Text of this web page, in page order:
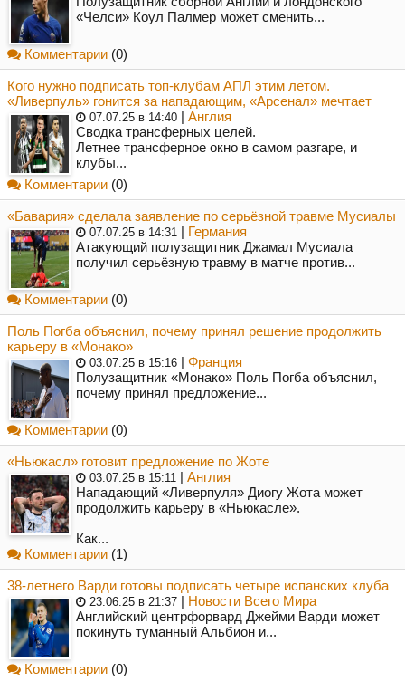
«Челси» Коул Палмер может сменить...
Комментарии (0)
Кого нужно подписать топ-клубам АПЛ этим летом.
«Ливерпуль» гонится за нападающим, «Арсенал» мечтает
07.07.25 в 14:40 | Англия
Сводка трансферных целей.
Летнее трансферное окно в самом разгаре, и
клубы...
Комментарии (0)
«Бавария» сделала заявление по серьёзной травме Мусиалы
07.07.25 в 14:31 | Германия
Атакующий полузащитник Джамал Мусиала
получил серьёзную травму в матче против...
Комментарии (0)
Поль Погба объяснил, почему принял решение продолжить
карьеру в «Монако»
03.07.25 в 15:16 | Франция
Полузащитник «Монако» Поль Погба объяснил,
почему принял предложение...
Комментарии (0)
«Ньюкасл» готовит предложение по Жоте
03.07.25 в 15:11 | Англия
Нападающий «Ливерпуля» Диогу Жота может
продолжить карьеру в «Ньюкасле».
Как...
Комментарии (1)
38-летнего Варди готовы подписать четыре испанских клуба
23.06.25 в 21:37 | Новости Всего Мира
Английский центрфорвард Джейми Варди может
покинуть туманный Альбион и...
Комментарии (0)